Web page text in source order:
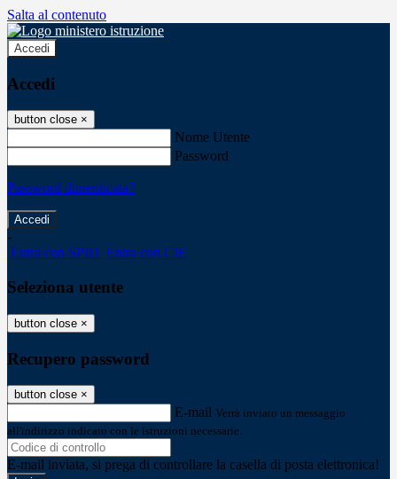
Salta al contenuto
Accedi
Accedi
button close ×
Nome Utente
Password
Password dimenticata?
-
Entra con SPID Entra con CIE
Seleziona utente
button close ×
Recupero password
button close ×
E-mail Verrà inviato un messaggio
all'indirizzo indicato con le istruzioni necessarie.
E-mail inviata, si prega di controllare la casella di posta elettronica!